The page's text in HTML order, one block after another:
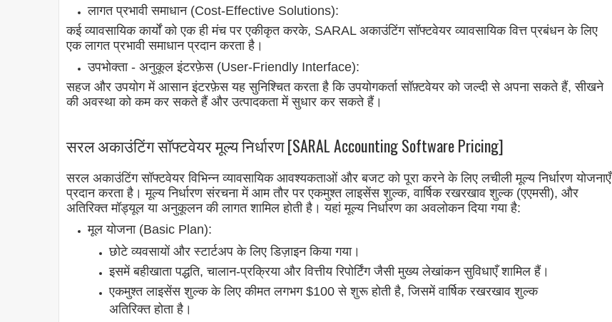
लागत प्रभावी समाधान (Cost-Effective Solutions):
कई व्यावसायिक कार्यों को एक ही मंच पर एकीकृत करके, SARAL अकाउंटिंग सॉफ्टवेयर व्यावसायिक वित्त प्रबंधन के लिए
एक लागत प्रभावी समाधान प्रदान करता है।
उपभोक्ता - अनुकूल इंटरफ़ेस (User-Friendly Interface):
सहज और उपयोग में आसान इंटरफ़ेस यह सुनिश्चित करता है कि उपयोगकर्ता सॉफ़्टवेयर को जल्दी से अपना सकते हैं, सीखने
की अवस्था को कम कर सकते हैं और उत्पादकता में सुधार कर सकते हैं।
सरल अकाउंटिंग सॉफ्टवेयर मूल्य निर्धारण [SARAL Accounting Software Pricing]
सरल अकाउंटिंग सॉफ्टवेयर विभिन्न व्यावसायिक आवश्यकताओं और बजट को पूरा करने के लिए लचीली मूल्य निर्धारण योजनाएँ
प्रदान करता है। मूल्य निर्धारण संरचना में आम तौर पर एकमुश्त लाइसेंस शुल्क, वार्षिक रखरखाव शुल्क (एएमसी), और
अतिरिक्त मॉड्यूल या अनुकूलन की लागत शामिल होती है। यहां मूल्य निर्धारण का अवलोकन दिया गया है:
मूल योजना (Basic Plan):
छोटे व्यवसायों और स्टार्टअप के लिए डिज़ाइन किया गया।
इसमें बहीखाता पद्धति, चालान-प्रक्रिया और वित्तीय रिपोर्टिंग जैसी मुख्य लेखांकन सुविधाएँ शामिल हैं।
एकमुश्त लाइसेंस शुल्क के लिए कीमत लगभग $100 से शुरू होती है, जिसमें वार्षिक रखरखाव शुल्क
अतिरिक्त होता है।